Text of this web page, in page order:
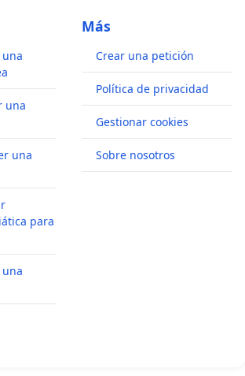
una
una
una
para
Más
Crear una petición
Política de privacidad
Gestionar cookies
Sobre nosotros